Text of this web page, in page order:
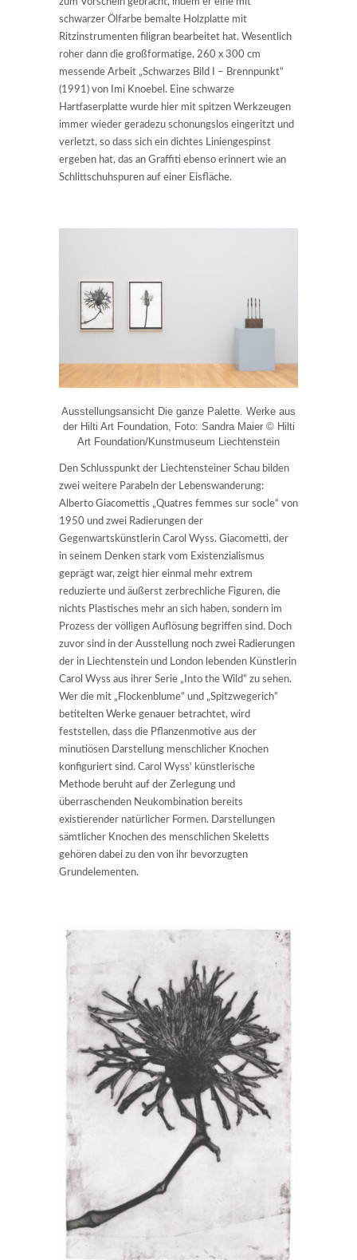
schwarzer Ölfarbe bemalte Holzplatte mit
Ritzinstrumenten filigran bearbeitet hat. Wesentlich
roher dann die großformatige, 260 x 300 cm
messende Arbeit „Schwarzes Bild I – Brennpunkt“
(1991) von Imi Knoebel. Eine schwarze
Hartfaserplatte wurde hier mit spitzen Werkzeugen
immer wieder geradezu schonungslos eingeritzt und
verletzt, so dass sich ein dichtes Liniengespinst
ergeben hat, das an Graffiti ebenso erinnert wie an
Schlittschuhspuren auf einer Eisfläche.
Ausstellungsansicht Die ganze Palette. Werke aus
der Hilti Art Foundation, Foto: Sandra Maier © Hilti
Art Foundation/Kunstmuseum Liechtenstein
Den Schlusspunkt der Liechtensteiner Schau bilden
zwei weitere Parabeln der Lebenswanderung:
Alberto Giacomettis „Quatres femmes sur socle“ von
1950 und zwei Radierungen der
Gegenwartskünstlerin Carol Wyss. Giacometti, der
in seinem Denken stark vom Existenzialismus
geprägt war, zeigt hier einmal mehr extrem
reduzierte und äußerst zerbrechliche Figuren, die
nichts Plastisches mehr an sich haben, sondern im
Prozess der völligen Auflösung begriffen sind. Doch
zuvor sind in der Ausstellung noch zwei Radierungen
der in Liechtenstein und London lebenden Künstlerin
Carol Wyss aus ihrer Serie „Into the Wild“ zu sehen.
Wer die mit „Flockenblume“ und „Spitzwegerich“
betitelten Werke genauer betrachtet, wird
feststellen, dass die Pflanzenmotive aus der
minutiösen Darstellung menschlicher Knochen
konfiguriert sind. Carol Wyss‘ künstlerische
Methode beruht auf der Zerlegung und
überraschenden Neukombination bereits
existierender natürlicher Formen. Darstellungen
sämtlicher Knochen des menschlichen Skeletts
gehören dabei zu den von ihr bevorzugten
Grundelementen.